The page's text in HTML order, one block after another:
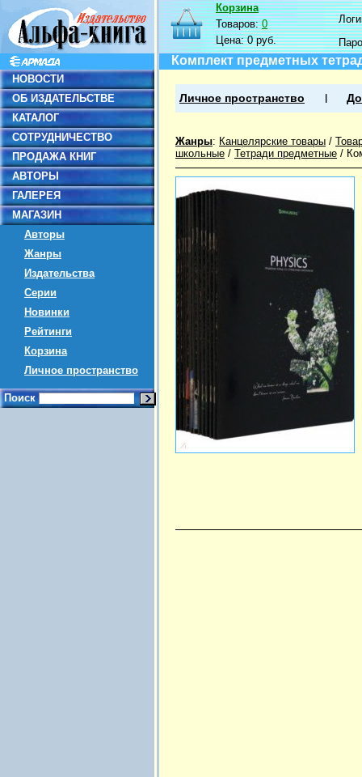
НОВОСТИ
ОБ ИЗДАТЕЛЬСТВЕ
КАТАЛОГ
СОТРУДНИЧЕСТВО
ПРОДАЖА КНИГ
АВТОРЫ
ГАЛЕРЕЯ
МАГАЗИН
Авторы
Жанры
Издательства
Серии
Новинки
Рейтинги
Корзина
Личное пространство
Поиск
Корзина
Товаров:0
Цена:0 руб.
Комплект предметных
Личное пространство
Жанры: Канцелярские товары /
школьные / Тетради предметные /